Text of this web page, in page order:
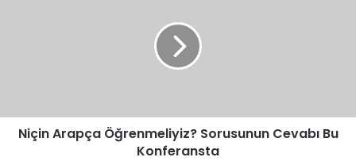
Niçin Arapça Öğrenmeliyiz? Sorusunun Cevabı Bu
Konferansta